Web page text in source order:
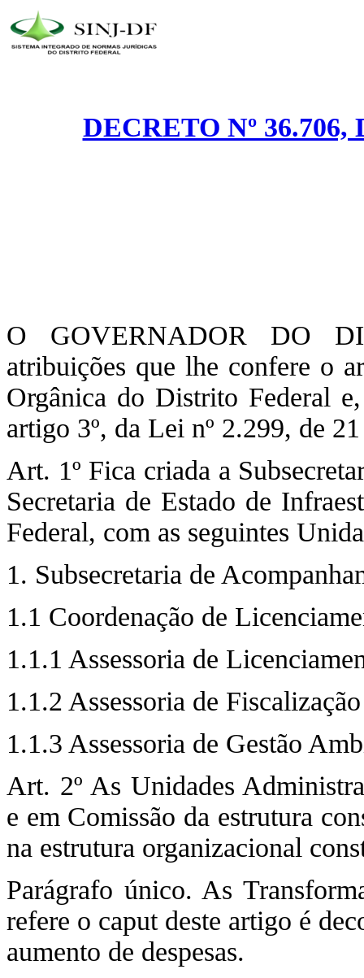
DECRETO Nº 36.706,
O GOVERNADOR DO
atribuições que lhe confere o
Orgânica do Distrito Federal
artigo 3º, da Lei nº 2.299, de
Art. 1º Fica criada a
Secretaria de Estado de
Federal, com as seguintes
1. Subsecretaria de
1.1 Coordenação de
1.1.1 Assessoria de
1.1.2 Assessoria de
1.1.3 Assessoria de Gestão
Art. 2º As Unidades
e em Comissão da estrutura
na estrutura organizacional
Parágrafo único. As
refere o caput deste artigo é
aumento de despesas.